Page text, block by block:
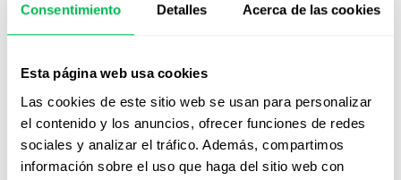
Consentimiento Detalles Acerca de las cookies
Esta página web usa cookies
Las cookies de este sitio web se usan para personalizar
el contenido y los anuncios, ofrecer funciones de redes
sociales y analizar el tráfico. Además, compartimos
información sobre el uso que haga del sitio web con
Un mínimo de 90 días permite una integración
progresiva, con seguimiento estructurado y
¿Cómo personalizar el onboarding
para distintas oficinas o regiones?
Centralizando los flujos clave y adaptando los